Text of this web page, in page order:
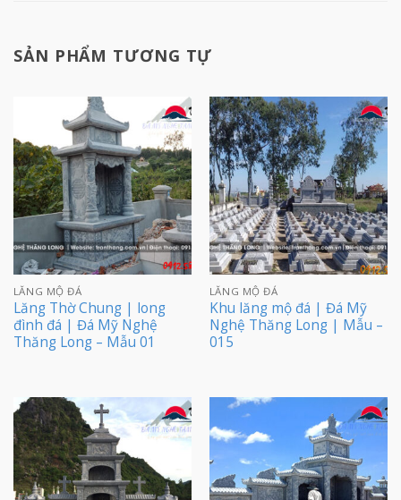
SẢN PHẨM TƯƠNG TỰ
LĂNG MỘ ĐÁ
Lăng Thờ Chung | long
đình đá | Đá Mỹ Nghệ
Thăng Long – Mẫu 01
LĂNG MỘ ĐÁ
Khu lăng mộ đá | Đá Mỹ
Nghệ Thăng Long | Mẫu –
015